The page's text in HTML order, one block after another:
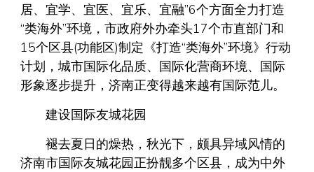
居、宜学、宜医、宜乐、宜融”6个方面全力打造
“类海外”环境，市政府外办牵头17个市直部门和
15个区县(功能区)制定《打造“类海外”环境》行动
计划，城市国际化品质、国际化营商环境、国际
形象逐步提升，济南正变得越来越有国际范儿。
建设国际友城花园
褪去夏日的燥热，秋光下，颇具异域风情的
济南市国际友城花园正扮靓多个区县，成为中外